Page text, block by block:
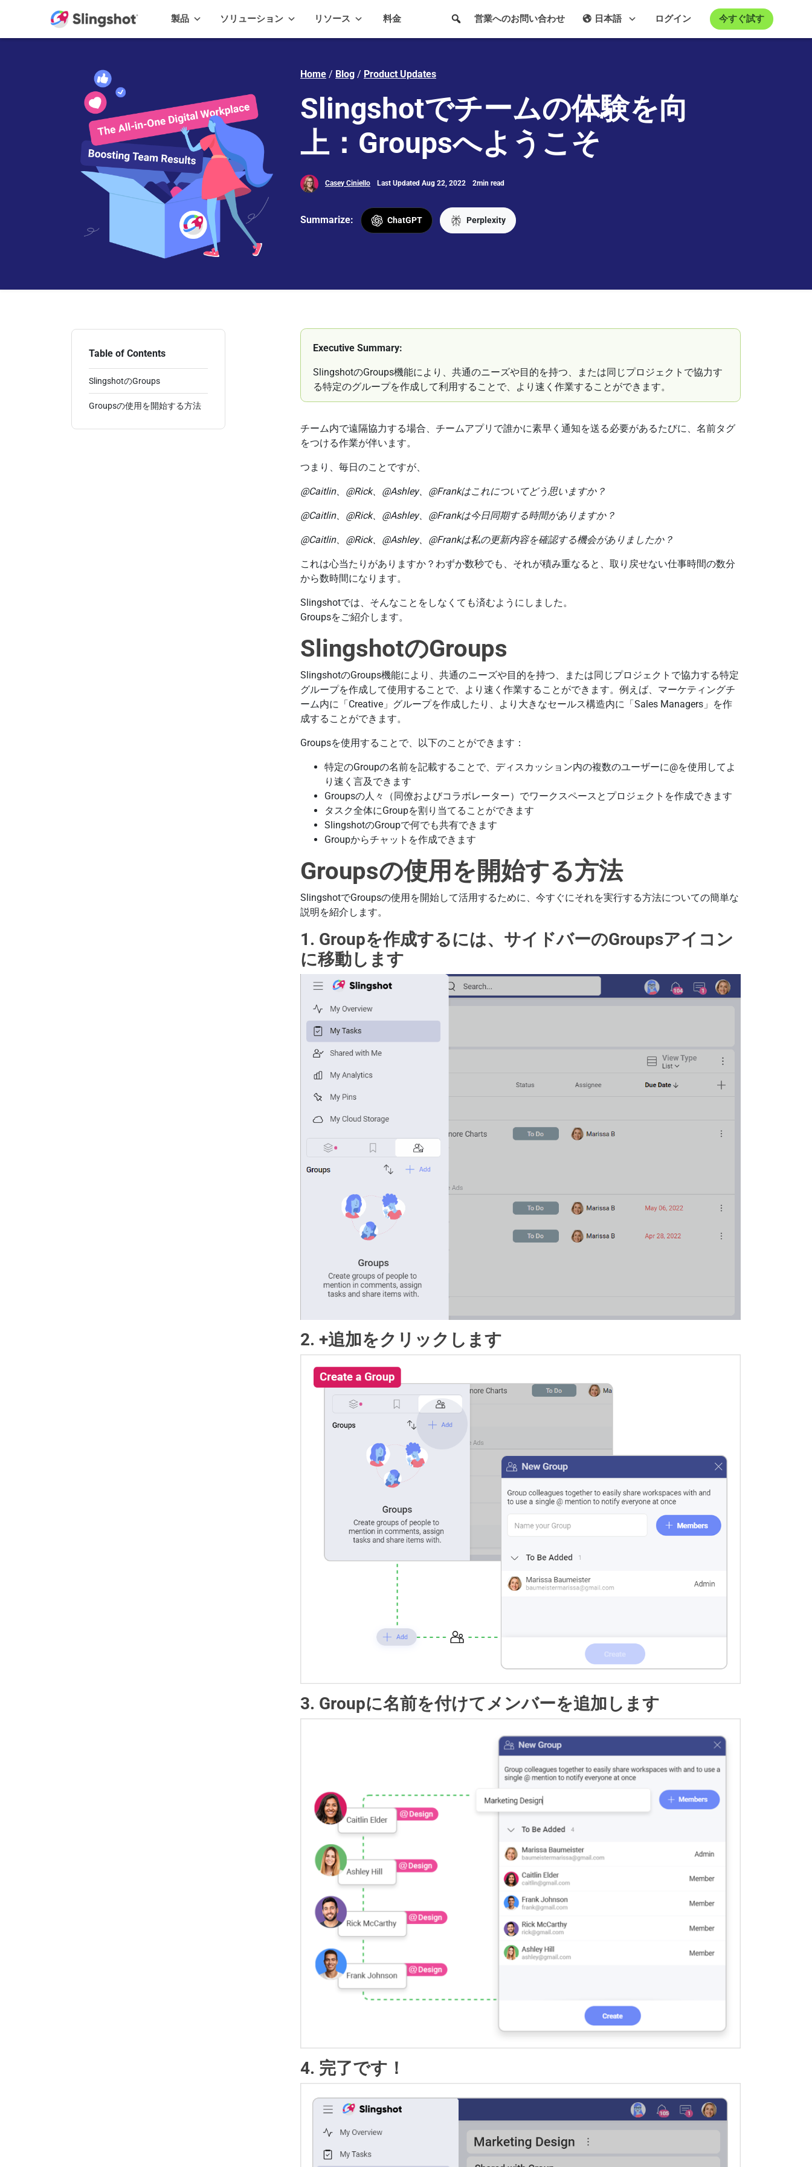
製品 ソリューション リソース 料金 今すぐ試す
ログイン
日本語
営業へのお問い合わせ
Home / Blog / Product Updates
Slingshotでチームの体験を向
上：Groupsへようこそ
Casey Ciniello Last Updated Aug 22, 2022 2min read
Summarize: ChatGPT Perplexity
Table of Contents
SlingshotのGroups
Groupsの使用を開始する方法
Executive Summary:
SlingshotのGroups機能により、共通のニーズや目的を持つ、または同じプロジェクトで協力す
る特定のグループを作成して利用することで、より速く作業することができます。
チーム内で遠隔協力する場合、チームアプリで誰かに素早く通知を送る必要があるたびに、名前タグ
をつける作業が伴います。
つまり、毎日のことですが、
@Caitlin、@Rick、@Ashley、@Frankはこれについてどう思いますか？
@Caitlin、@Rick、@Ashley、@Frankは今日同期する時間がありますか？
@Caitlin、@Rick、@Ashley、@Frankは私の更新内容を確認する機会がありましたか？
これは心当たりがありますか？わずか数秒でも、それが積み重なると、取り戻せない仕事時間の数分
から数時間になります。
Slingshotでは、そんなことをしなくても済むようにしました。
Groupsをご紹介します。
SlingshotのGroups
SlingshotのGroups機能により、共通のニーズや目的を持つ、または同じプロジェクトで協力する特定
グループを作成して使用することで、より速く作業することができます。例えば、マーケティングチ
ーム内に「Creative」グループを作成したり、より大きなセールス構造内に「Sales Managers」を作
成することができます。
Groupsを使用することで、以下のことができます：
特定のGroupの名前を記載することで、ディスカッション内の複数のユーザーに@を使用してよ
り速く言及できます
Groupsの人々（同僚およびコラボレーター）でワークスペースとプロジェクトを作成できます
タスク全体にGroupを割り当てることができます
SlingshotのGroupで何でも共有できます
Groupからチャットを作成できます
Groupsの使用を開始する方法
SlingshotでGroupsの使用を開始して活用するために、今すぐにそれを実行する方法についての簡単な
説明を紹介します。
1. Groupを作成するには、サイドバーのGroupsアイコン
に移動します
2. +追加をクリックします
3. Groupに名前を付けてメンバーを追加します
4. 完了です！